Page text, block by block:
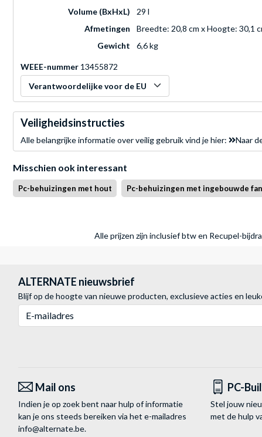
Volume (BxHxL)
29 l
Afmetingen
Breedte: 20,8 cm x Hoogte: 30,1
Gewicht
6,6 kg
WEEE-nummer 13455872
Verantwoordelijke voor de EU
Veiligheidsinstructies
Alle belangrijke informatie over veilig gebruik vind je hier: Naar
Misschien ook interessant
Pc-behuizingen met hout Pc-behuizingen met ingebouwde
Alle prijzen zijn inclusief btw en Recupel-
ALTERNATE nieuwsbrief
Blijf op de hoogte van nieuwe producten, exclusieve acties en
Mail ons
Indien je op zoek bent naar hulp of informatie
kan je ons steeds bereiken via het e-mailadres
info@alternate.be.
PC-
Stel jouw
met de hulp